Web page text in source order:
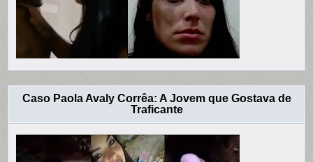
Caso Paola Avaly Corrêa: A Jovem que Gostava de
Traficante